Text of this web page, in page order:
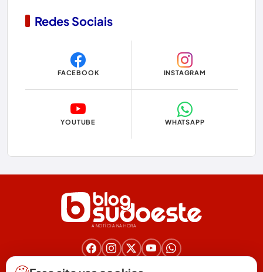
Copa do Mundo 2026
Dom Basílio
Economia
Educação
Eleições 2024
Encruzilhada
Érico Cardoso
Redes Sociais
FACEBOOK INSTAGRAM
YOUTUBE WHATSAPP
A NOTÍCIA NA HORA